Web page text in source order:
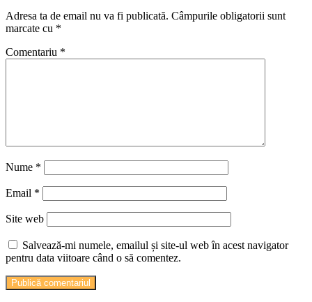
Adresa ta de email nu va fi publicată. Câmpurile obligatorii sunt
marcate cu *
Comentariu *
Nume *
Email *
Site web
Salvează-mi numele, emailul și site-ul web în acest navigator
pentru data viitoare când o să comentez.